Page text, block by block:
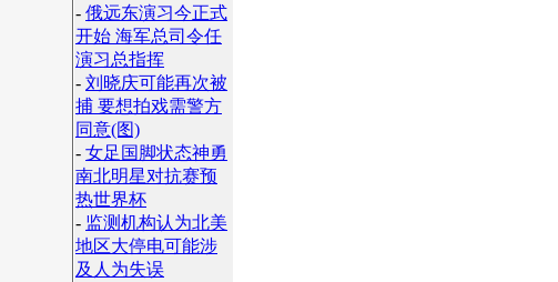
- 俄远东演习今正式
开始 海军总司令任
演习总指挥
- 刘晓庆可能再次被
捕 要想拍戏需警方
同意(图)
- 女足国脚状态神勇
南北明星对抗赛预
热世界杯
- 监测机构认为北美
地区大停电可能涉
及人为失误